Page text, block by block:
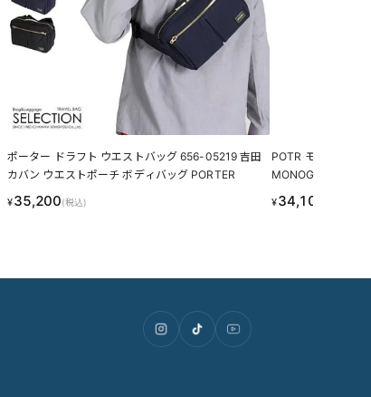
ポーター ドラフト ウエストバッグ 656-05219 吉田
カバン ウエストポーチ ボディバッグ PORTER
¥35,200(税込)
POTR モノグラム
MONOGRAM 吉田
¥34,100